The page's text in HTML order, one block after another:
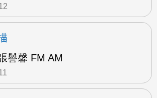
譽馨 FM AM